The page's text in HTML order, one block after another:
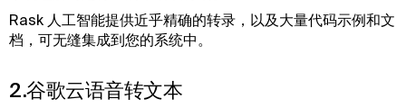
Rask 人工智能提供近乎精确的转录，以及大量代码示例和文
档，可无缝集成到您的系统中。
2.谷歌云语音转文本